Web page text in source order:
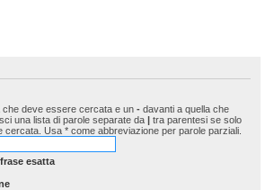
che deve essere cercata e un - davanti a quella che
una lista di parole separate da | tra parentesi se solo
cercata. Usa * come abbreviazione per parole parziali.
esatta